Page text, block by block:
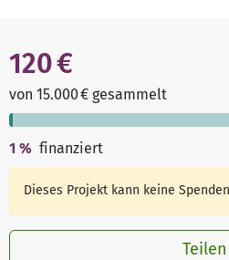
120 €
von 15.000 € gesammelt
1 % finanziert
Dieses Projekt kann keine
Teilen